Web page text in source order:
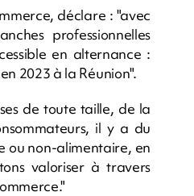
déclare : "avec
professionnelles
en alternance :
2023 à la Réunion".
de toute taille, de la
il y a du
ou non-alimentaire, en
valoriser à travers